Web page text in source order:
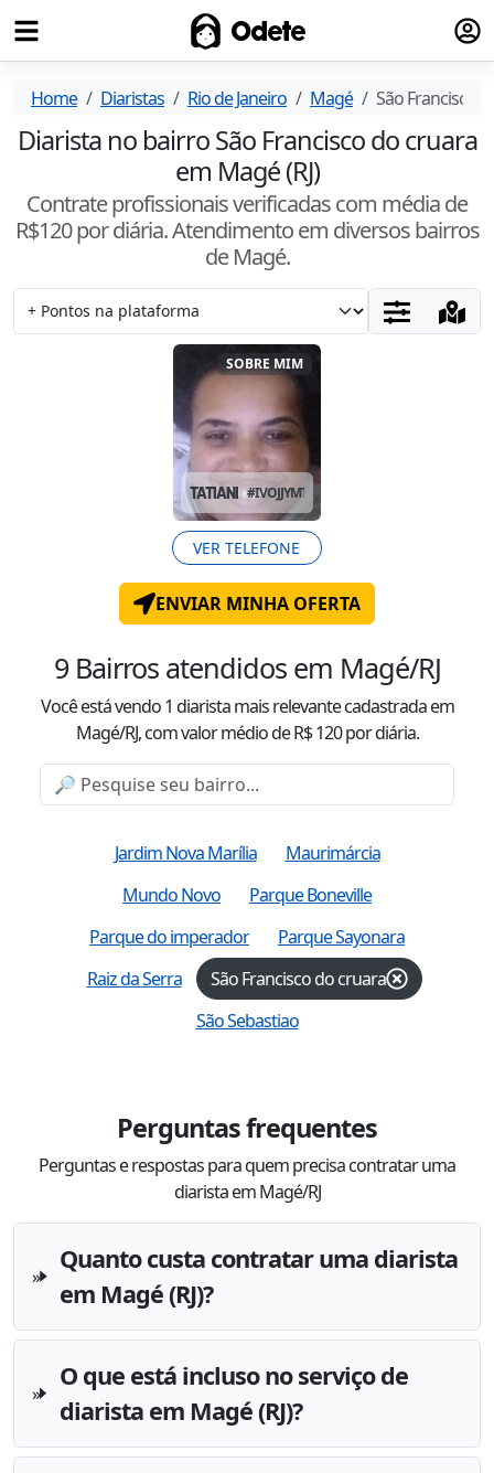
Odete
Home Diaristas Rio de Janeiro Magé São Francisco
Diarista no bairro São Francisco do cruara
em Magé (RJ)
Contrate profissionais verificadas com média de
R$120por diária. Atendimentoem diversos bairros
de Magé.
SOBRE MIM
TATIANI #IVOJJYMT
VER TELEFONE
ENVIAR MINHA OFERTA
9 Bairros atendidos em Magé/RJ
Você está vendo1 diarista mais relevante cadastrada em
Magé/RJ, com valormédiode R$120por diária.
Jardim Nova Marília
Maurimárcia
Mundo Novo
Parque Boneville
Parque do imperador
Parque Sayonara
Raiz da Serra
São Francisco do cruara
São Sebastiao
Perguntas frequentes
Perguntas e respostas para quem precisa contratar uma
diarista em Magé/RJ
Quanto custa contratar uma diarista
em Magé (RJ)?
O que está incluso no serviço de
diarista em Magé (RJ)?